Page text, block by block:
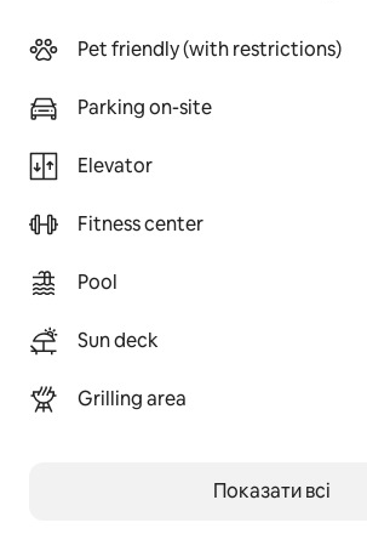
Pet friendly (with restrictions)
Parking on-site
Elevator
Fitness center
Pool
Sun deck
Grilling area
Показати всі